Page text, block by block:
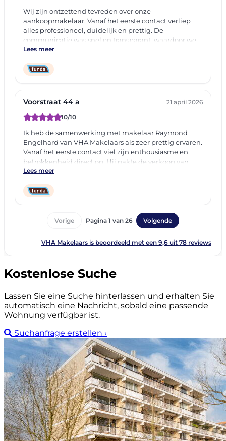
Kostenlose Suche
Lassen Sie eine Suche hinterlassen und erhalten Sie
automatisch eine Nachricht, sobald eine passende
Wohnung verfügbar ist.
Suchanfrage erstellen ›